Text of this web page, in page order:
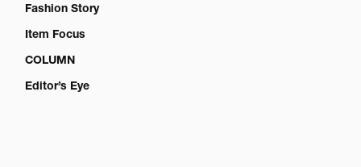
Fashion Story
Item Focus
COLUMN
Editor’s Eye